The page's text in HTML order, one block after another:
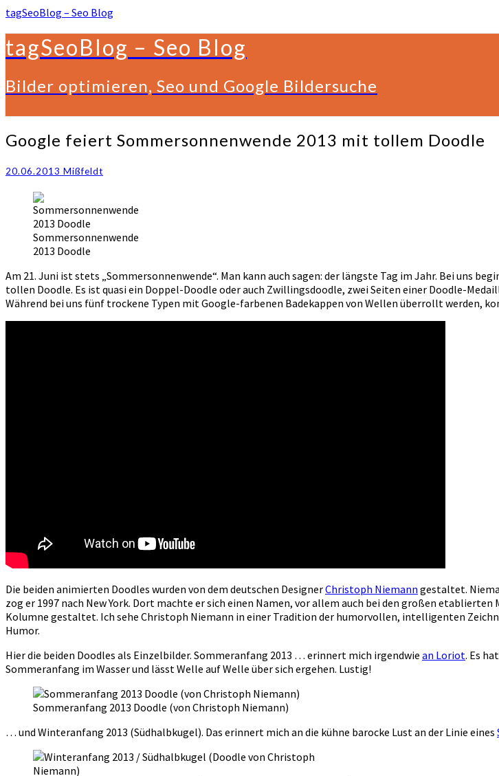
tagSeoBlog – Seo Blog
tagSeoBlog – Seo Blog
Bilder optimieren, Seo und Google Bildersuche
Google
feiert
2013
tollem
Doodle
Google feiert Sommersonnenwende 2013 mit tollem Doodle
20.06.2013 Mißfeldt
Sommersonnenwende
2013 Doodle
Am 21. Juni ist stets „Sommersonnenwende“. Man kann auch sagen: der längste Tag im Jahr. Bei uns
tollen Doodle. Es ist quasi ein Doppel-Doodle oder auch Zwillingsdoodle, zwei Seiten einer Doodle-
Während bei uns fünf trockene Typen mit Google-farbenen Badekappen von Wellen überrollt werden,
Die beiden animierten Doodles wurden von dem deutschen DesignerChristoph Niemann gestaltet.
zog er 1997 nach New York. Dort machte er sich einen Namen, vor allem auch bei den großen
Kolumne gestaltet. Ich sehe Christoph Niemann in einer Tradition der humorvollen, intelligenten
Humor.
Hier die beiden Doodles als Einzelbilder. Sommeranfang 2013 … erinnert mich irgendwie an Loriot. Es
Sommeranfang im Wasser und lässt Welle auf Welle über sich ergehen. Lustig!
Sommeranfang 2013 Doodle (von Christoph Niemann)
… und Winteranfang 2013 (Südhalbkugel). Das erinnert mich an die kühne barocke Lust an der Linie eines